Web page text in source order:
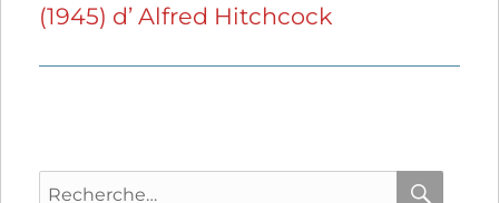
suivante :
(1945) d’ Alfred Hitchcock
Recherche